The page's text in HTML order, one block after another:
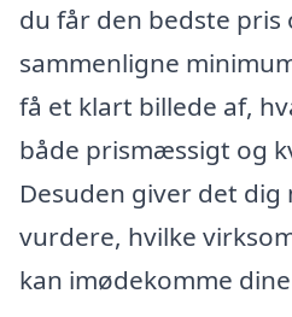
du får den bedste pris
sammenligne
få et klart billede af,
både prismæssigt og
Desuden giver det
vurdere, hvilke
kan imødekomme